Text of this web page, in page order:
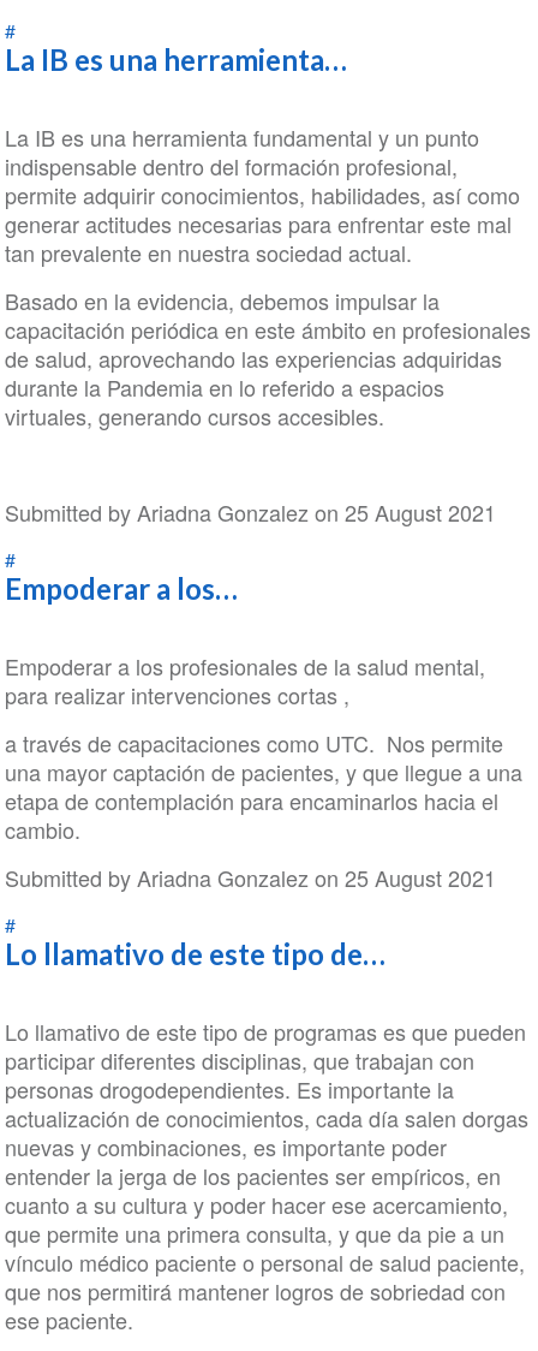
#
La IB es una herramienta…
La IB es una herramienta fundamental y un punto
indispensable dentro del formación profesional,
permite adquirir conocimientos, habilidades, así como
generar actitudes necesarias para enfrentar este mal
tan prevalente en nuestra sociedad actual.
Basado en la evidencia, debemos impulsar la
capacitación periódica en este ámbito en profesionales
de salud, aprovechando las experiencias adquiridas
durante la Pandemia en lo referido a espacios
virtuales, generando cursos accesibles.
Submitted by Ariadna Gonzalez on 25 August 2021
#
Empoderar a los…
Empoderar a los profesionales de la salud mental,
para realizar intervenciones cortas ,
a través de capacitaciones como UTC. Nos permite
una mayor captación de pacientes, y que llegue a una
etapa de contemplación para encaminarlos hacia el
cambio.
Submitted by Ariadna Gonzalez on 25 August 2021
#
Lo llamativo de este tipo de…
Lo llamativo de este tipo de programas es que pueden
participar diferentes disciplinas, que trabajan con
personas drogodependientes. Es importante la
actualización de conocimientos, cada día salen dorgas
nuevas y combinaciones, es importante poder
entender la jerga de los pacientes ser empíricos, en
cuanto a su cultura y poder hacer ese acercamiento,
que permite una primera consulta, y que da pie a un
vínculo médico paciente o personal de salud paciente,
que nos permitirá mantener logros de sobriedad con
ese paciente.